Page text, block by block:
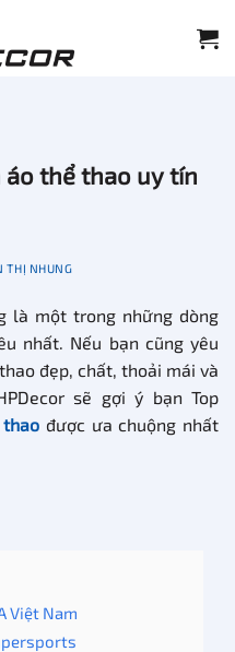
áo thể thao uy tín
THỊ NHUNG
là một trong những dòng
nhất. Nếu bạn cũng yêu
đẹp, chất, thoải mái và
sẽ gợi ý bạn Top
được ưa chuộng nhất
Việt Nam